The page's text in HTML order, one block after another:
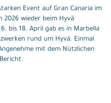
Event auf Gran Canaria im
2026 wieder beim Hyvä
bis 18. April gab es in Marbella
rund um Hyvä. Einmal
mit dem Nützlichen